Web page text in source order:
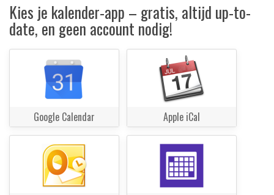
Kies je kalender-app – gratis, altijd up-to-
date, en geen account nodig!
Google Calendar Apple iCal